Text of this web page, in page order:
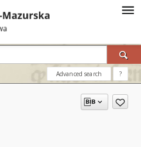
Advanced search ?